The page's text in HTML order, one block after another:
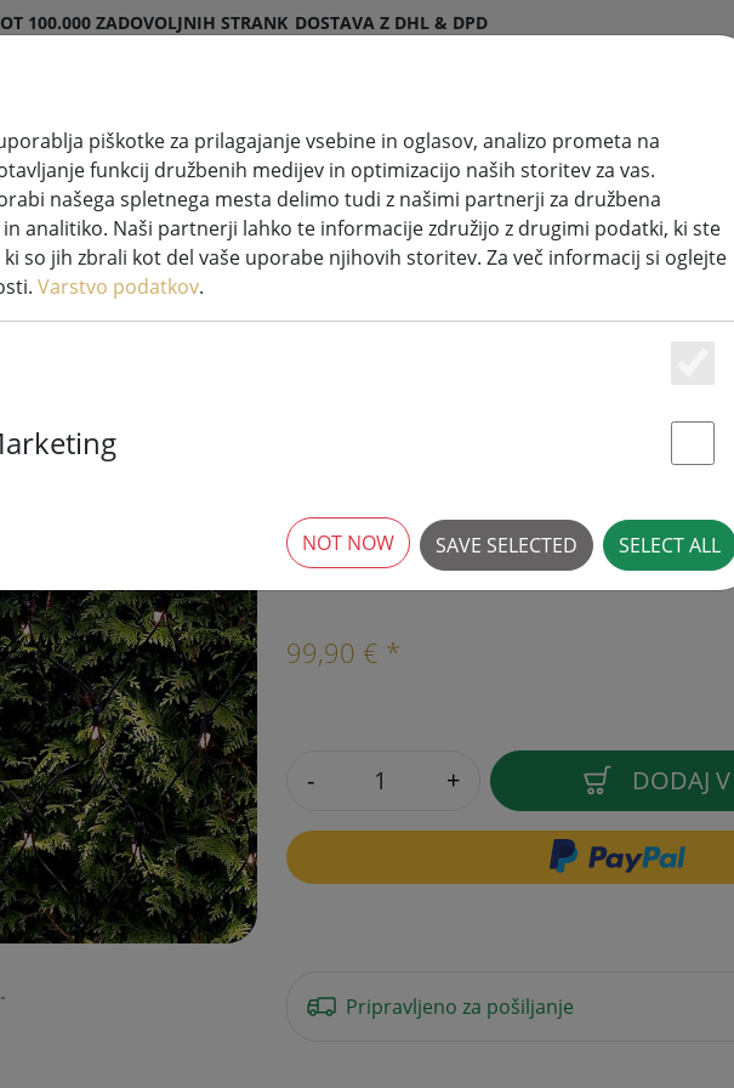
100.000 ZADOVOLJNIH STRANK DOSTAVA Z DHL & DPD
Osvetljeni okraski Sveče LED Sistemi pravljičnih luči Dodatki
svetlobne verige LED Tech-Line
Sirius Tech-Line začetni
svetlobne mreže 168
zunanja 1,7 x 1,4 m
›
6 Na voljo
99,90 € *
- + DODAJ
Pripravljeno za pošiljanje
piškotke za prilagajanje vsebine in oglasov, analizo prometa na
funkcij družbenih medijev in optimizacijo naših storitev za vas.
našega spletnega mesta delimo tudi z našimi partnerji za družbena
analitiko. Naši partnerji lahko te informacije združijo z drugimi podatki, ki ste
so jih zbrali kot del vaše uporabe njihovih storitev. Za več informacij si oglejte
Varstvo podatkov.
SAVE SELECTED SELECT ALL
NOT NOW